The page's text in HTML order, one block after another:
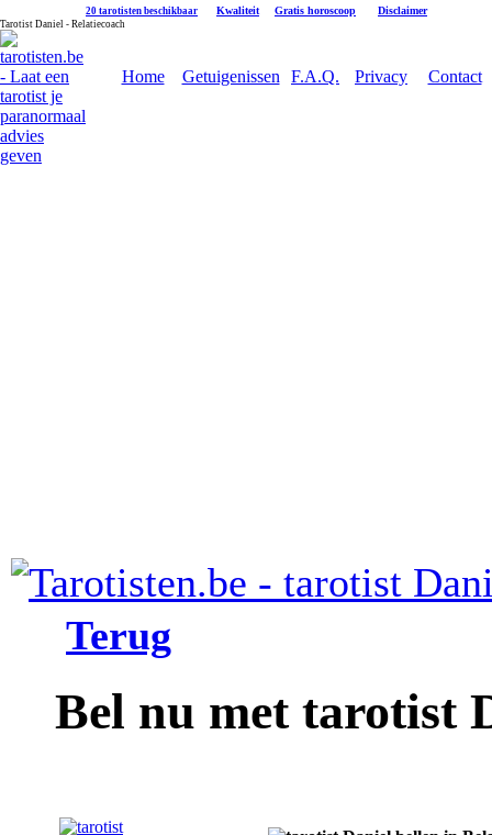
20 tarotisten beschikbaar Kwaliteit Gratis horoscoop Disclaimer
Tarotist Daniel - Relatiecoach
Home Getuigenissen F.A.Q. Privacy Contact
Terug
Bel nu met tarotist